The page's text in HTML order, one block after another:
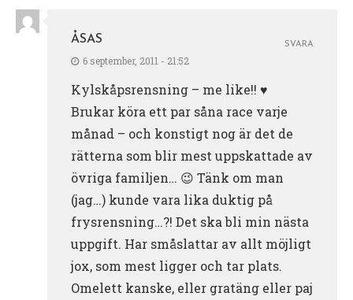
ÅSAS
6 september, 2011 - 21:52
Kylskåpsrensning – me like!! ♥
Brukar köra ett par såna race varje
månad – och konstigt nog är det de
rätterna som blir mest uppskattade av
övriga familjen… 😉 Tänk om man
(jag…) kunde vara lika duktig på
frysrensning…?! Det ska bli min nästa
uppgift. Har småslattar av allt möjligt
jox, som mest ligger och tar plats.
Omelett kanske, eller gratäng eller paj
SVARA